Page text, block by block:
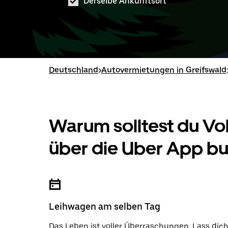
Deutschland>Autovermietungen in Greifswald
Warum solltest du
über die Uber App
Leihwagen am selben Tag